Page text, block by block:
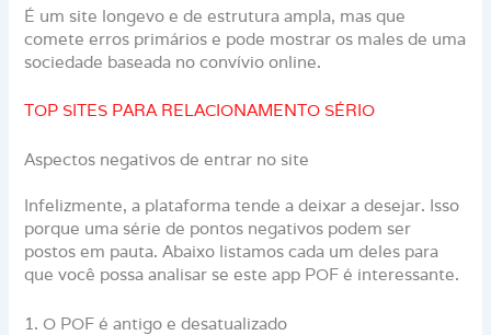
É um site longevo e de estrutura ampla, mas que
comete erros primários e pode mostrar os males de uma
sociedade baseada no convívio online.
TOP SITES PARA RELACIONAMENTO SÉRIO
Aspectos negativos de entrar no site
Infelizmente, a plataforma tende a deixar a desejar. Isso
porque uma série de pontos negativos podem ser
postos em pauta. Abaixo listamos cada um deles para
que você possa analisar se este app POF é interessante.
1. O POF é antigo e desatualizado